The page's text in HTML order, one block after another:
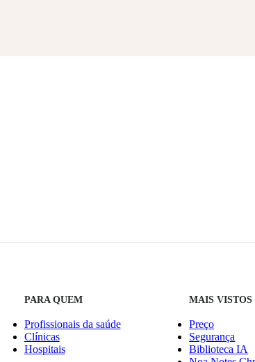
PARA QUEM
Profissionais da saúde
Clínicas
Hospitais
MAIS VISTOS
Preço
Segurança
Biblioteca IA